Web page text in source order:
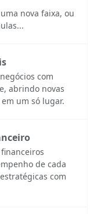
nova faixa, ou
com
abrindo novas
um só lugar.
de cada
com